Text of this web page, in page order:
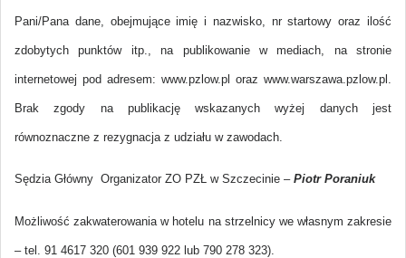
Pani/Pana dane, obejmujące imię i nazwisko, nr startowy oraz ilość
zdobytych punktów itp., na publikowanie w mediach, na stronie
internetowej pod adresem: www.pzlow.pl oraz www.warszawa.pzlow.pl.
Brak zgody na publikację wskazanych wyżej danych jest
równoznaczne z rezygnacja z udziału w zawodach.
Sędzia Główny Organizator ZO PZŁ w Szczecinie – Piotr Poraniuk
Możliwość zakwaterowania w hotelu na strzelnicy we własnym zakresie
– tel. 91 4617 320 (601 939 922 lub 790 278 323).